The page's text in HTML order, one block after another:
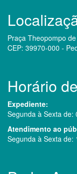
Praça Theopompo
CEP: 39970-000 -
Horário
Expediente:
Segunda à Sexta de:
Atendimento ao
Segunda à Sexta de: